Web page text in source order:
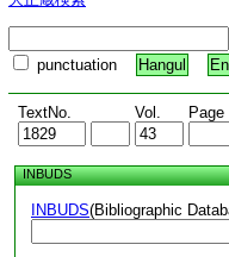
punctuation Hangul
TextNo. Vol. Page
INBUDS
INBUDS(Bibliographic